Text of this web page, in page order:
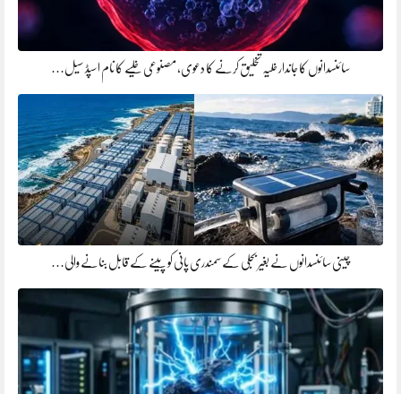
سائنسدانوں کا جاندار خلیہ تخلیق کرنے کا دعوی، مصنوعی خلیے کا نام اسپڈ سیل…
چینی سائنسدانوں نے بغیر بجلی کے سمندری پانی کو پینے کے قابل بنانے والی…